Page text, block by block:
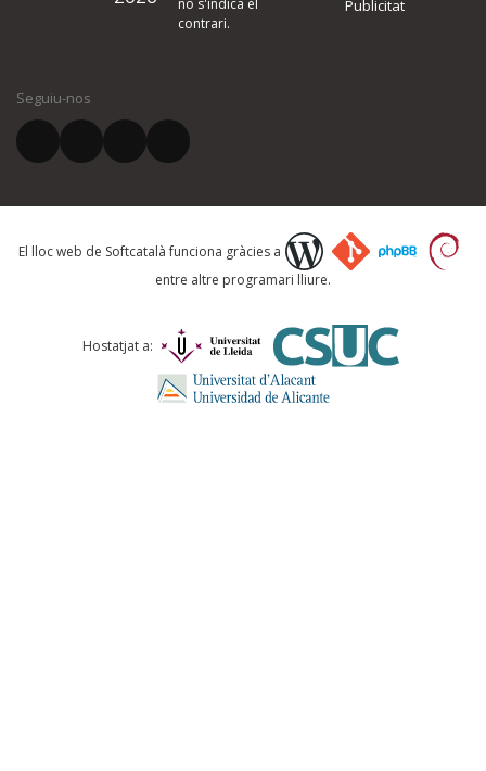
El vostre correu electrònic *
Què proposeu?
Comentari *
no s'indica el
contrari.
Publicitat
Seguiu-nos
El lloc web de Softcatalà funciona gràcies a
entre altre programari lliure.
Hostatjat a: